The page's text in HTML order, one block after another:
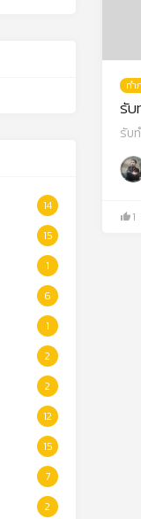
ทำ
รับ
รับ
1
14
15
1
6
1
2
2
12
15
7
2